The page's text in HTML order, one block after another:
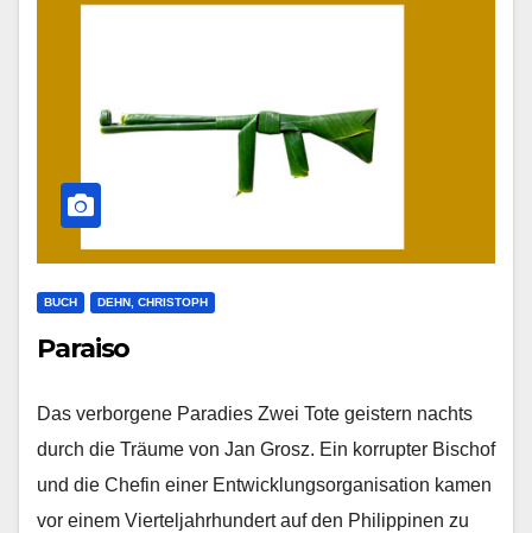
BUCH DEHN, CHRISTOPH
Paraiso
Das ver­bor­ge­ne Paradies Zwei Tote geis­tern nachts
durch die Träu­me von Jan Grosz. Ein kor­rup­ter Bischof
und die Che­fin einer Ent­wick­lungs­or­ga­ni­sa­ti­on kamen
vor einem Vier­tel­jahr­hun­dert auf den Phil­ip­pi­nen zu